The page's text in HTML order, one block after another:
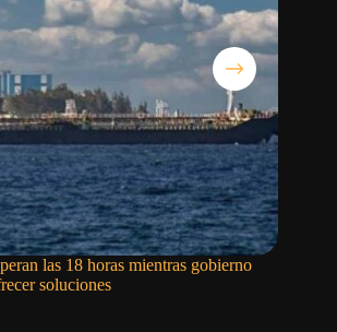
las 18 horas mientras gobierno
soluciones